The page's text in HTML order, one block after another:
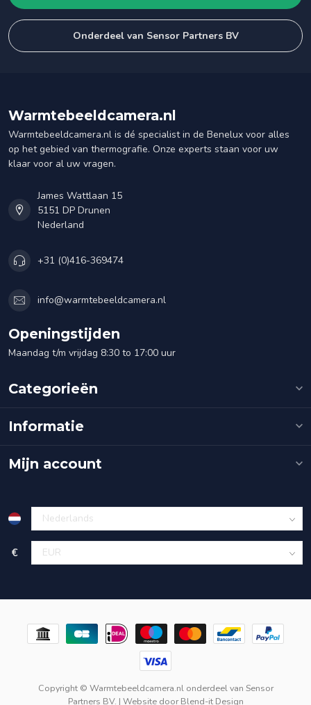
Onderdeel van Sensor Partners BV
Warmtebeeldcamera.nl
Warmtebeeldcamera.nl is dé specialist in de Benelux voor alles
op het gebied van thermografie. Onze experts staan voor uw
klaar voor al uw vragen.
James Wattlaan 15
5151 DP Drunen
Nederland
+31 (0)416-369474
info@warmtebeeldcamera.nl
Openingstijden
Maandag t/m vrijdag 8:30 to 17:00 uur
Categorieën
Informatie
Mijn account
€
Copyright © Warmtebeeldcamera.nl onderdeel van Sensor
Partners BV. | Website doorBlend-it Design